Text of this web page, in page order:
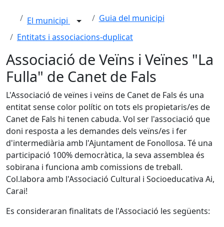
El municipi
Guia del municipi
Entitats i associacions-duplicat
Associació de Veïns i Veïnes "La
Fulla" de Canet de Fals
L'Associació de veïnes i veïns de Canet de Fals és una
entitat sense color polític on tots els propietaris/es de
Canet de Fals hi tenen cabuda. Vol ser l'associació que
doni resposta a les demandes dels veïns/es i fer
d'intermediària amb l'Ajuntament de Fonollosa. Té una
participació 100% democràtica, la seva assemblea és
sobirana i funciona amb comissions de treball.
Col.labora amb l'Associació Cultural i Socioeducativa Ai,
Carai!
Es consideraran finalitats de l'Associació les següents: